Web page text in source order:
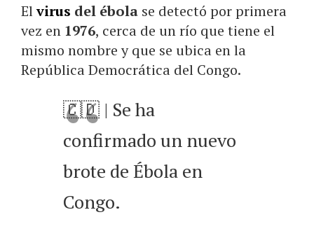
Elvirus del ébola se detectó por primera
vez en 1976, cerca de un río que tiene el
mismo nombre y que se ubica en la
República Democrática del Congo.
🇨🇩 | Se ha
confirmado un nuevo
brote de Ébola en
Congo.